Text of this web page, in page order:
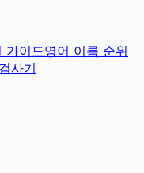
가이드영어 이름 순위
사기